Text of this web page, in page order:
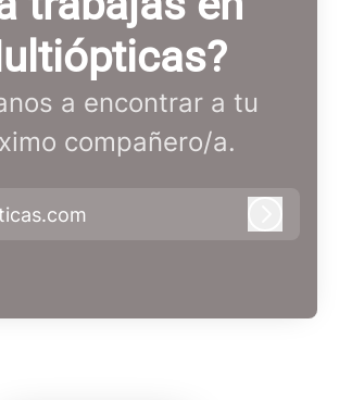
a encontrar a tu
compañero/a.